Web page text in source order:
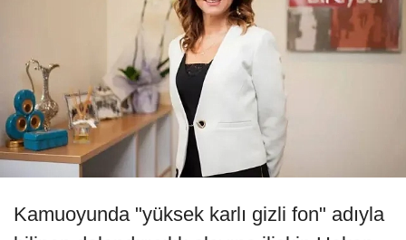
Kamuoyunda "yüksek karlı gizli fon" adıyla